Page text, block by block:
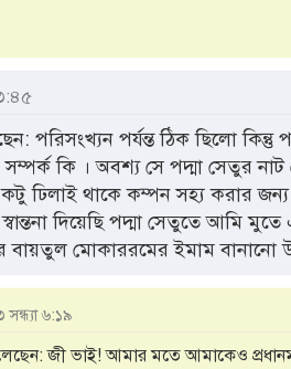
পরিসংখ্যন পর্যন্ত ঠিক ছিলো কিন্তু
সম্পর্ক কি । অবশ্য সে পদ্মা সেতুর
ঢিলাই থাকে কম্পন সহ্য করার
দিয়েছি পদ্মা সেতুতে আমি
বায়তুল মোকাররমের ইমাম বানানো
৬:১৯
জী ভাই! আমার মতে আমাকেও